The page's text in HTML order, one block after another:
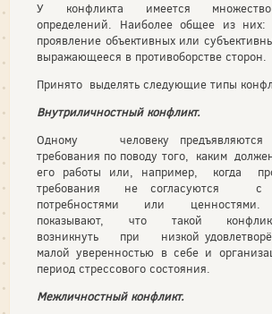
У конфликта имеется множество
определений. Наиболее общее из них:
проявление объективных или
выражающееся в противоборстве сторон.
Принято выделять следующие типы
Внутриличностный конфликт.
Одному человеку предъявляются
требования по поводу того, каким
его работы или, например, когда
требования не
потребностями или ценностями.
показывают, что такой
возникнуть при низкой
малой уверенностью в себе и
период стрессового состояния.
Межличностный конфликт.